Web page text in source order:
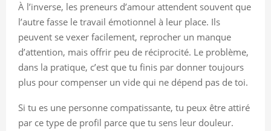
À l’inverse, les preneurs d’amour attendent souvent que
l’autre fasse le travail émotionnel à leur place. Ils
peuvent se vexer facilement, reprocher un manque
d’attention, mais offrir peu de réciprocité. Le problème,
dans la pratique, c’est que tu finis par donner toujours
plus pour compenser un vide qui ne dépend pas de toi.
Si tu es une personne compatissante, tu peux être attiré
par ce type de profil parce que tu sens leur douleur.